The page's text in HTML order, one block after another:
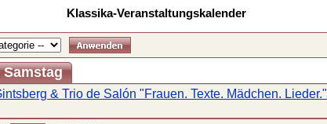
Klassika-Veranstaltungskalender
Samstag
& Trio de Salón "Frauen. Texte. Mädchen. Lieder."